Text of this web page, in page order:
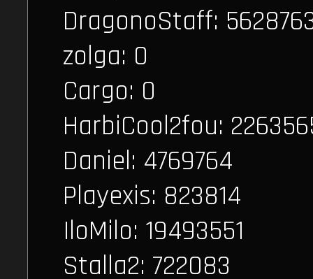
DragonoStaff:
zolga: 0
Cargo: 0
HarbiCool2fou:
Daniel: 4769764
Playexis: 823814
IloMilo: 19493551
Stalla2: 722083